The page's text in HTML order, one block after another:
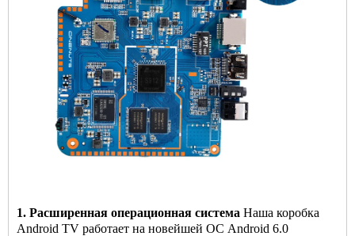
1. Расширенная операционная система Наша коробка
Android TV работает на новейшей ОС Android 6.0